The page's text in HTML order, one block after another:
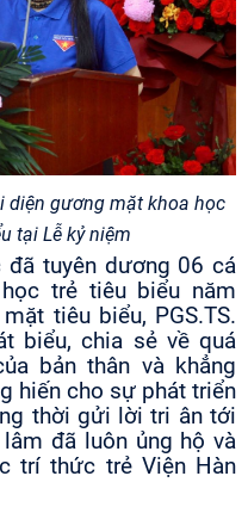
diện gương mặt khoa học
tại Lễ kỷ niệm
đã tuyên dương 06 cá
trẻ tiêu biểu năm
tiêu biểu, PGS.TS.
biểu, chia sẻ về quá
bản thân và khẳng
hiến cho sự phát triển
thời gửi lời tri ân tới
đã luôn ủng hộ và
trí thức trẻ Viện Hàn